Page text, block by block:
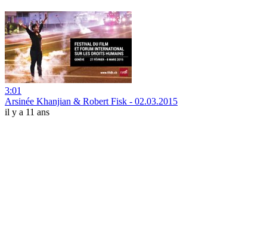
3:01
Arsinée Khanjian & Robert Fisk - 02.03.2015
il y a 11 ans